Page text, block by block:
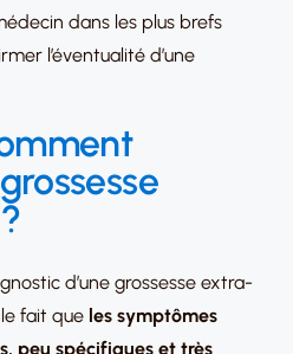
dans les plus brefs
l’éventualité d’une
d’une grossesse extra-
fait que les symptômes
peu spécifiques et très